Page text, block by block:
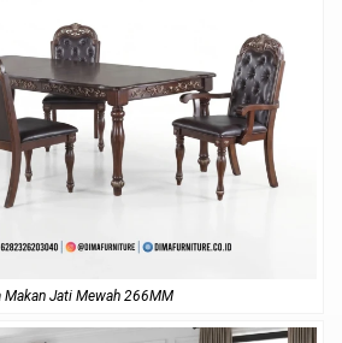
Makan Jati Mewah 266MM